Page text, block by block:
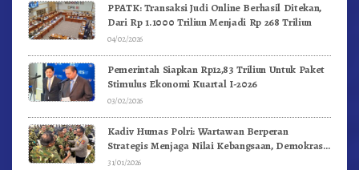
PPATK: Transaksi Judi Online Berhasil Ditekan,
Dari Rp 1.1000 Triliun Menjadi Rp 268 Triliun
04/02/2026
Pemerintah Siapkan Rp12,83 Triliun Untuk Paket
Stimulus Ekonomi Kuartal I-2026
03/02/2026
Kadiv Humas Polri: Wartawan Berperan
Strategis Menjaga Nilai Kebangsaan, Demokrasi,
dan NKRI
31/01/2026